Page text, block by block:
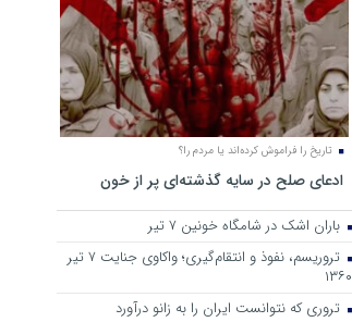
تاریخ را فراموش کرده‌اند یا مردم را؟
ادعای صلح در سایه گذشته‌ای پر از خون
باران اشک در شامگاه خونین 7 تیر
تروریسم، نفوذ و انتقام‌گیری؛ واکاوی جنایت ۷ تیر
۱۳۶۰
تروری که نتوانست ایران را به زانو درآورد